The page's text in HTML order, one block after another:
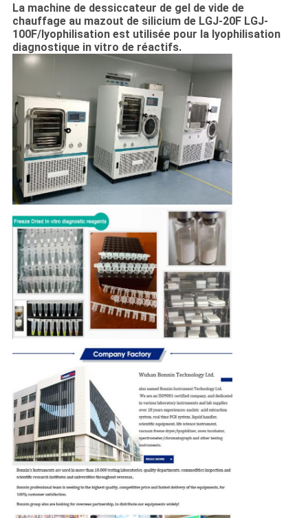
La machine de dessiccateur de gel de vide de
chauffage au mazout de silicium de LGJ-20F LGJ-
100F/lyophilisation est utilisée pour la lyophilisation
diagnostique in vitro de réactifs.